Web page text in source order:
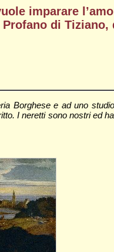
imparare
di Tiziano,
Borghese e ad uno
I neretti sono nostri ed